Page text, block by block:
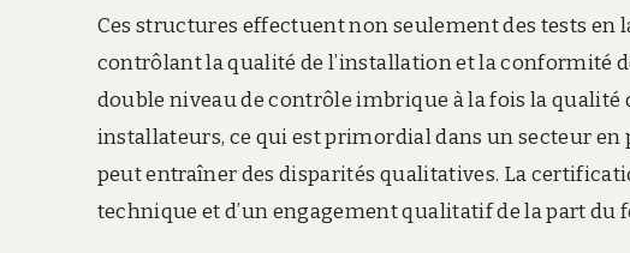
Ces structures effectuent non seulement des tests en
contrôlant la qualité de l’installation et la conformité
double niveau de contrôle imbrique à la fois la qualité
installateurs, ce qui est primordial dans un secteur
peut entraîner des disparités qualitatives. La
technique et d’un engagement qualitatif de la part du